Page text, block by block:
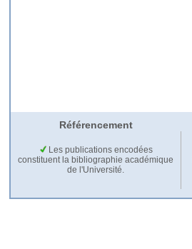
Référencement
Les publications encodées
constituent la bibliographie académique
de l'Université.